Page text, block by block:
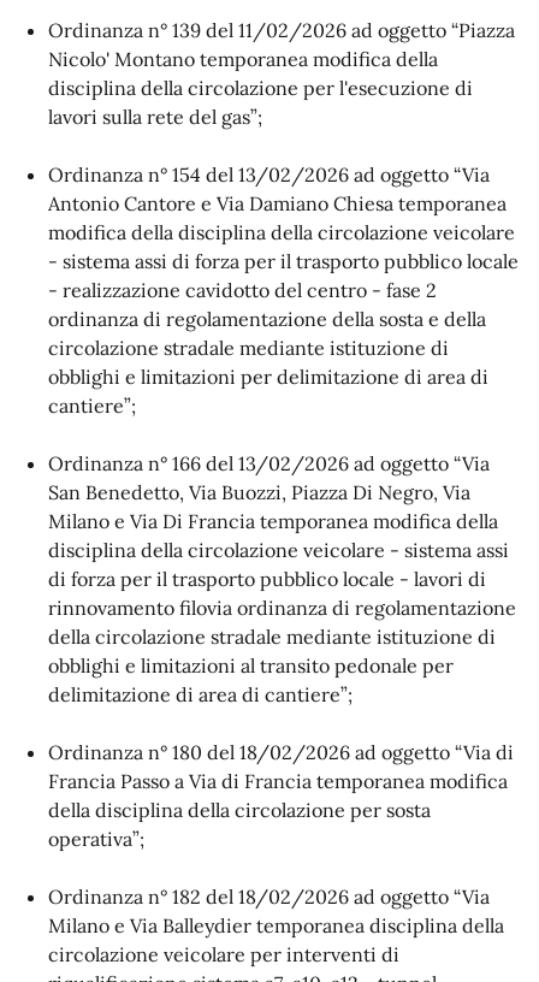
Ordinanza n° 139 del 11/02/2026 ad oggetto “Piazza
Nicolo' Montano temporanea modifica della
disciplina della circolazione per l'esecuzione di
lavori sulla rete del gas”;
Ordinanza n° 154 del 13/02/2026 ad oggetto “Via
Antonio Cantore e Via Damiano Chiesa temporanea
modifica della disciplina della circolazione veicolare
- sistema assi di forza per il trasporto pubblico locale
- realizzazione cavidotto del centro - fase 2
ordinanza di regolamentazione della sosta e della
circolazione stradale mediante istituzione di
obblighi e limitazioni per delimitazione di area di
cantiere”;
Ordinanza n° 166 del 13/02/2026 ad oggetto “Via
San Benedetto, Via Buozzi, Piazza Di Negro, Via
Milano e Via Di Francia temporanea modifica della
disciplina della circolazione veicolare - sistema assi
di forza per il trasporto pubblico locale - lavori di
rinnovamento filovia ordinanza di regolamentazione
della circolazione stradale mediante istituzione di
obblighi e limitazioni al transito pedonale per
delimitazione di area di cantiere”;
Ordinanza n° 180 del 18/02/2026 ad oggetto “Via di
Francia Passo a Via di Francia temporanea modifica
della disciplina della circolazione per sosta
operativa”;
Ordinanza n° 182 del 18/02/2026 ad oggetto “Via
Milano e Via Balleydier temporanea disciplina della
circolazione veicolare per interventi di